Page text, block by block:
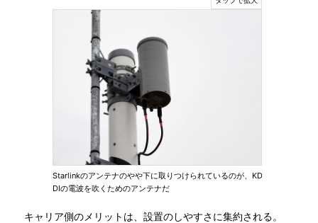
Starlinkのアンテナのやや下に取りつけられているのが、KD
DIの電波を吹くためのアンテナだ
キャリア側のメリットは、設置のしやすさに集約される。